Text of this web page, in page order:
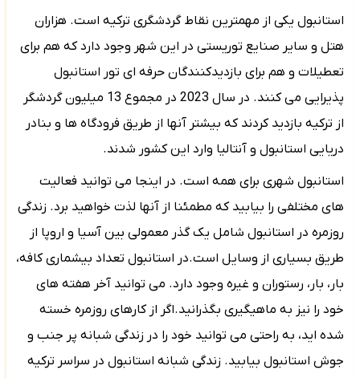
استانبول یکی از مهمترین نقاط گردشگری ترکیه است. هزاران
هتل و سایر صنایع توریستی در این شهر وجود دارد که هم برای
تعطیلات و هم برای بازدیدکنندگان حرفه ای تور استانبول
پذیرایی می کنند. در سال 2023 در مجموع
13میلیون گردشگر
از ترکیه بازدید کردند که بیشتر آنها از طریق فرودگاه ها و بنادر
دریایی استانبول و آنتالیا وارد این کشور شدند.
استانبول شهری برای همه است. در اینجا می توانید فعالیت
های مختلفی را بیابید که مطمئنا از آنها لذت خواهید برد. زندگی
روزمره در استانبول شامل یک گذر معمولی بین آسیا و اروپا از
طریق بسیاری از وسایل است.در استانبول تعداد بیشماری کافه،
بار، بار، رستوران و غیره وجود دارد. می توانید آخر هفته های
خود را نیز به ماهیگیری بگذرانید.اگر از کارهای روزمره خسته
شده اید، به راحتی می توانید خود را در زندگی شبانه پر جنب و
جوش استانبول بیابید. زندگی شبانه استانبول در سراسر ترکیه